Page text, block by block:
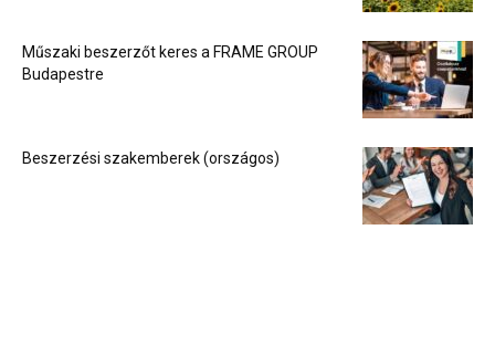
Műszaki beszerzőt keres a FRAME GROUP
Budapestre
Beszerzési szakemberek (országos)